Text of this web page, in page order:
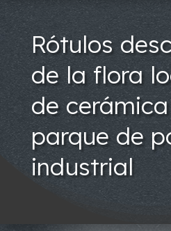
Rótulos
de la flora
de
parque de
industrial